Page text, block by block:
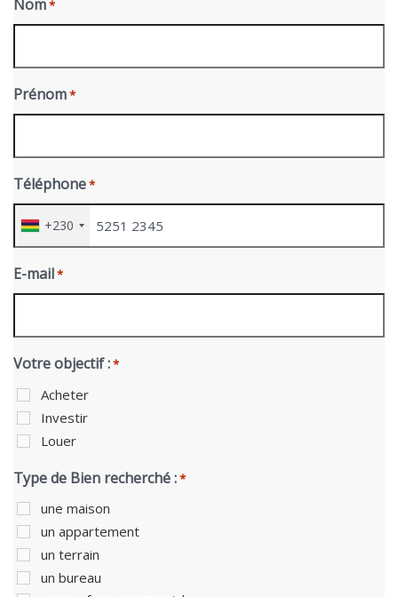
Nom*
Prénom*
Téléphone*
+230
E-mail*
Votre objectif :*
Acheter
Investir
Louer
Type de Bien recherché :*
une maison
un appartement
un terrain
un bureau